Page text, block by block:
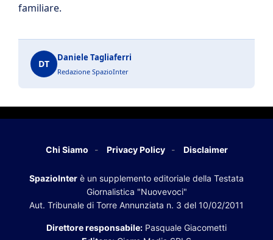
familiare.
DT
Daniele Tagliaferri
Redazione SpazioInter
Chi Siamo Privacy Policy Disclaimer
SpazioInter è un supplemento editoriale della Testata
Giornalistica "Nuovevoci"
Aut. Tribunale di Torre Annunziata n. 3 del 10/02/2011
Direttore responsabile: Pasquale Giacometti